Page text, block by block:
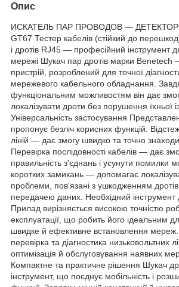
Опис
ИСКАТЕЛЬ ПАР ПРОВОДОВ — ДЕТЕКТОР
GT67 Тестер кабелів (стійкий до
і дротів RJ45 — професійний інструмент
мережі Шукач пар дротів марки Benetech
пристрій, розроблений для точної
мережевого кабельного обладнання.
функціональним можливостям він дає
локалізувати дроти без порушення їхньої
Універсальність застосування
пропонує безліч корисних функцій:
ліній — дає змогу швидко та точно
Перевірка послідовності кабелів — дає
правильність з'єднань і усунути помилки
коротких замикань — допомагає
проблеми, пов'язані з ушкодженням
передачею даних. Необхідний інструмент
Прилад вирізняється високою точністю
експлуатації, що робить його ідеальним
швидке й ефективне встановлення мереж.
перевірка та діагностика низьковольтних
оптимізація й обслуговування наявних
Компактне та практичне рішення Шукач
інструмент, що поєднує мобільність і